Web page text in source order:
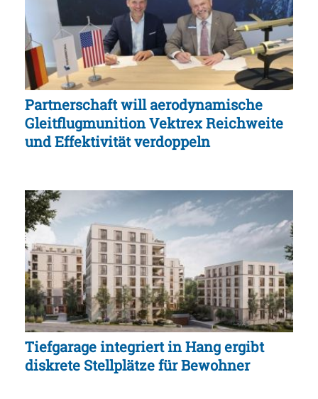
Partnerschaft will aerodynamische
Gleitflugmunition Vektrex Reichweite
und Effektivität verdoppeln
Tiefgarage integriert in Hang ergibt
diskrete Stellplätze für Bewohner